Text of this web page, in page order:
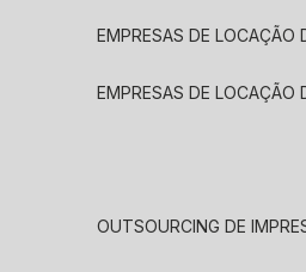
EMPRESAS DE
EMPRESAS DE
OUTSOURCING DE